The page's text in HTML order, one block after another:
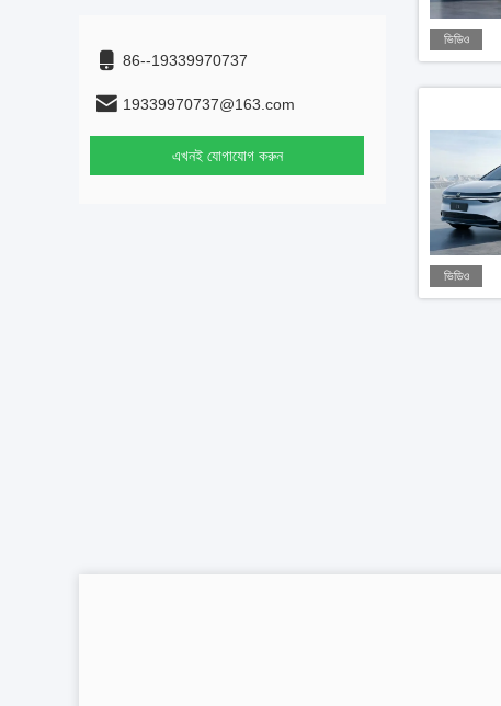
86--19339970737
19339970737@163.com
এখনই যোগাযোগ করুন
ভিডিও
ভিডিও